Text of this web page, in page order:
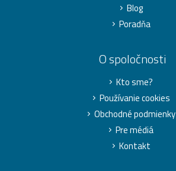
Blog
Poradňa
O spoločnosti
Kto sme?
Používanie cookies
Obchodné podmienky
Pre médiá
Kontakt